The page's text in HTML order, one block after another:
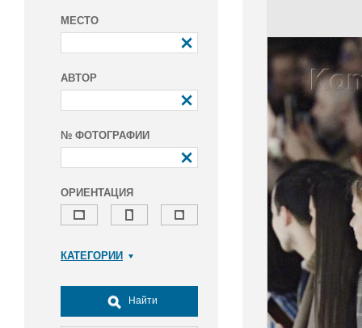
МЕСТО
АВТОР
№ ФОТОГРАФИИ
ОРИЕНТАЦИЯ
КАТЕГОРИИ
Досуг, туризм и отдых
Культура
Найти